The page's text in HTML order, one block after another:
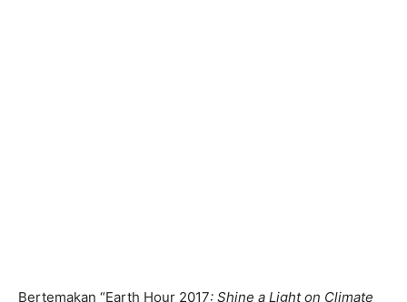
Bertemakan “Earth Hour 2017: Shine a Light on Climate